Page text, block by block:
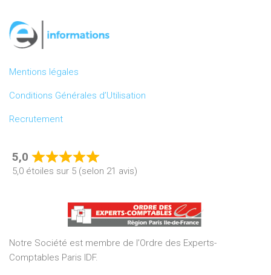
Mentions légales
Conditions Générales d’Utilisation
Recrutement
5,0
Rated
5,0
of
5
5,0 étoiles sur 5 (selon 21 avis)
Notre Société est membre de l’Ordre des Experts-
Comptables Paris IDF.